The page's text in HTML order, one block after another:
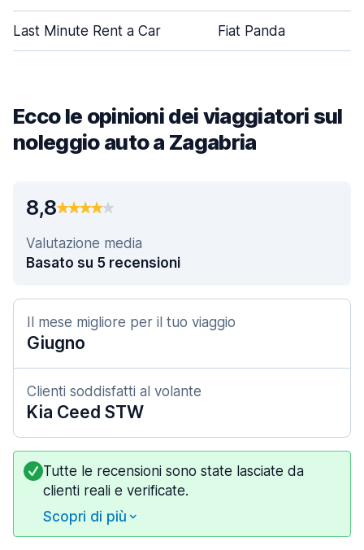
Last Minute Rent a Car Fiat Panda
Ecco le opinioni dei viaggiatori sul
noleggio auto a Zagabria
8,8
Valutazione media
Basato su 5 recensioni
Il mese migliore per il tuo viaggio
Giugno
Clienti soddisfatti al volante
Kia Ceed STW
Tutte le recensioni sono state lasciate da
clienti reali e verificate.
Scopri di più